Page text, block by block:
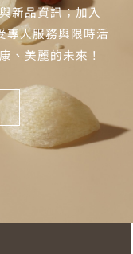
新品資訊；加入
專人服務與限時活
、美麗的未來！